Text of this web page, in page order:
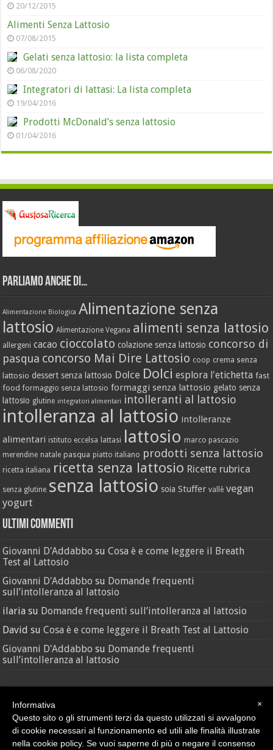
20/12/2015
Alimenti Senza Lattosio
07/08/2015
Gelati senza lattosio: la lista completa
06/08/2020
Integratori di lattasi: La lista completa
19/04/2016
Prodotti McDonald’s senza lattosio
01/04/2016
Parliamo anche di…
Alimentazione Biologica Alimentazione senza
lattosio Alimentazione Vegana alimenti senza lattosio
allergeni cacao cioccolato colazione senza lattosio concorso di
pasqua concorso Mai Dire Lattosio coop crema senza
lattosio dessert senza lattosio Dolce Dolci esplora l'etichetta fast
food formaggio senza lattosio formaggi senza lattosio gelato senza
lattosio glutine integratori alimentari intolleranti al lattosio
intolleranza al lattosio intolleranze
alimentari istituto eccelsa lattasi lattosio marco pascazio
merendine natale pasqua piatto italiano prodotti senza lattosio
ricetta italiana ricetta senza lattosio Ricette rubrica
senza glutine senza lattosio soia Stuffer vallè vegan
yogurt
Ultimi Commenti
Giovanni D'Addabbo suCosa è e come leggere il Breath
Test al Lattosio
Giovanni D'Addabbo su Domande frequenti
sull’intolleranza al lattosio
ilaria su Domande frequenti sull’intolleranza al lattosio
David suCosa è e come leggere il Breath Test al Lattosio
Giovanni D'Addabbo su Domande frequenti
sull’intolleranza al lattosio
×
Informativa
Questo sito o gli strumenti terzi da questo utilizzati si avvalgono
di cookie necessari al funzionamento ed utili alle finalità illustrate
nella cookie policy. Se vuoi saperne di più o negare il consenso